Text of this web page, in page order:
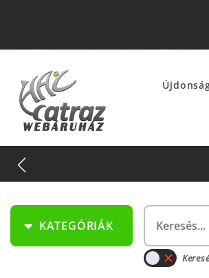
KATEGÓRIÁK